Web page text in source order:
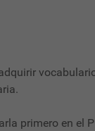
primero en el